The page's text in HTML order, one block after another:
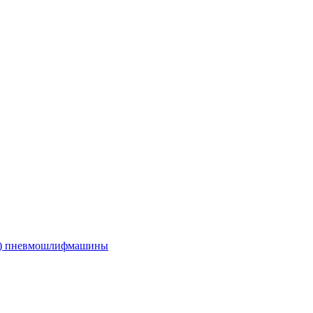
пневмошлифмашины